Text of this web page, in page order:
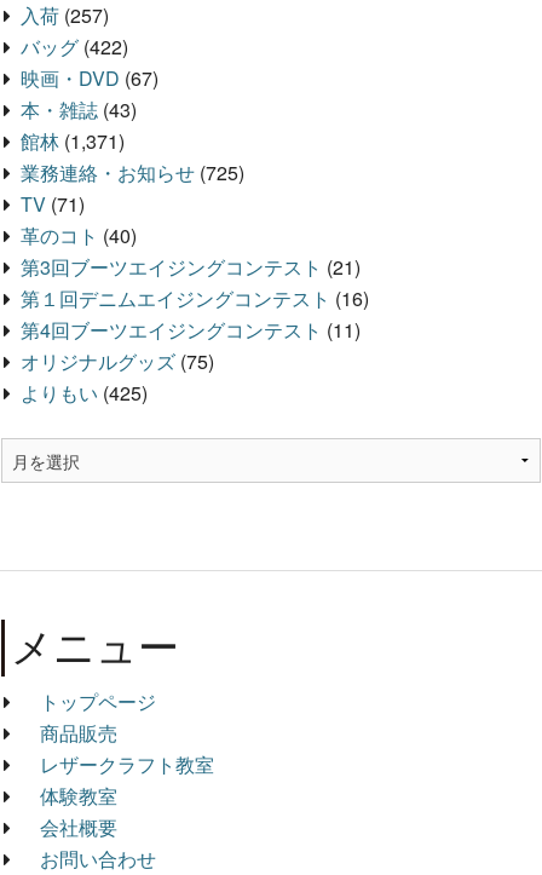
入荷 (257)
バッグ (422)
映画・DVD (67)
本・雑誌 (43)
館林 (1,371)
業務連絡・お知らせ (725)
TV (71)
革のコト (40)
第3回ブーツエイジングコンテスト (21)
第１回デニムエイジングコンテスト (16)
第4回ブーツエイジングコンテスト (11)
オリジナルグッズ (75)
よりもい (425)
メニュー
トップページ
商品販売
レザークラフト教室
体験教室
会社概要
お問い合わせ